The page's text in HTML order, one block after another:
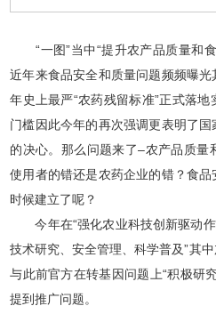
“一图”当中“提升农产品质量和食
近年来食品安全和质量问题频频曝
年史上最严“农药残留标准”正式落
门槛因此今年的再次强调更表明了
的决心。那么问题来了–农产品质量
使用者的错还是农药企业的错？食
时候建立了呢？
今年在“强化农业科技创新驱动作
技术研究、安全管理、科学普及”其
与此前官方在转基因问题上“积极研
提到推广问题。